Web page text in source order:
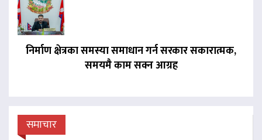
निर्माण क्षेत्रका समस्या समाधान गर्न सरकार सकारात्मक,
समयमै काम सक्न आग्रह
समाचार